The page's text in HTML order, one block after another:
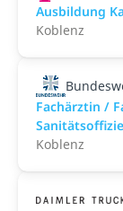
Ausbildung
Koblenz
Fachärztin /
Koblenz